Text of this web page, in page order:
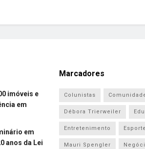
imóveis e
em
em
anos da Lei
Marcadores
Colunistas
Débora Trierweiler
Entretenimento
Mauri Spengler